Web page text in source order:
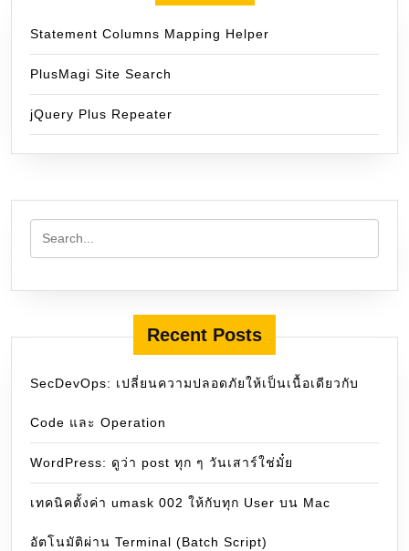
Statement Columns Mapping Helper
PlusMagi Site Search
jQuery Plus Repeater
Recent Posts
SecDevOps: เปลี่ยนความปลอดภัยให้เป็นเนื้อเดียวกับ
Code และ Operation
WordPress: ดูว่า post ทุก ๆ วันเสาร์ใช่มั๋ย
เทคนิคตั้งค่า umask 002 ให้กับทุก User บน Mac
อัตโนมัติผ่าน Terminal (Batch Script)